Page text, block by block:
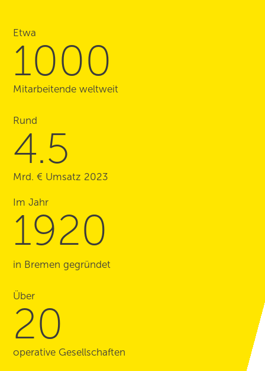
Etwa
1000
Mitarbeitende weltweit
Rund
4.5
Mrd. € Umsatz 2023
Im Jahr
1920
in Bremen gegründet
Über
20
operative Gesellschaften